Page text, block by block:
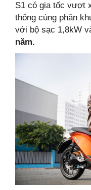
S1 có gia tốc vượt
thông cùng phân
với bộ sạc 1,8kW
năm.